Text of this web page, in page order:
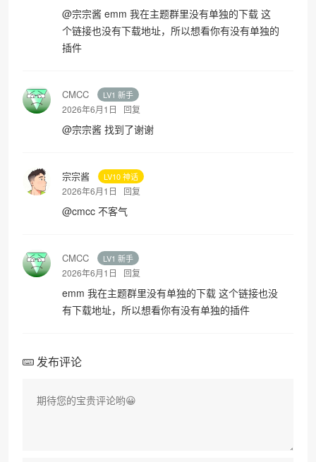
@宗宗酱 emm 我在主题群里没有单独的下载 这
个链接也没有下载地址，所以想看你有没有单独的
插件
CMCC LV1 新手
2026年6月1日 回复
@宗宗酱 找到了谢谢
宗宗酱 LV10 神话
2026年6月1日 回复
@cmcc 不客气
CMCC LV1 新手
2026年6月1日 回复
emm 我在主题群里没有单独的下载 这个链接也没
有下载地址，所以想看你有没有单独的插件
发布评论